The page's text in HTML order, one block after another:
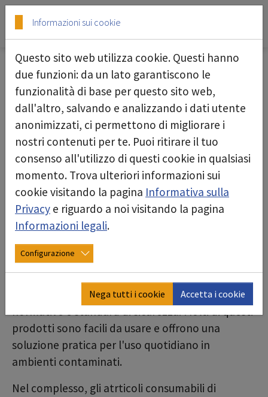
Skip to main content
Skip to page footer
Articoli di consumo
deconta offre un'ampia gamma di materiali di
consumo per la bonifica di sostanze pericolose.
Questi prodotti sono essenziali per svolgere un
lavoro di bonifica sicuro ed efficace. La selezione
comprende filtri, tubi di aspirazione e di
espulsione, sacchi, big bag, nastri adesivi e
pellicole, tutti progettati per aumentare la
sicurezza e l'efficienza dei processi di bonifica.
I materiali di consumo di deconta sono
caratterizzati da alta qualità e affidabilità. Sono
progettati per soddisfare i requisiti specifici
dell'industria nel rispetto delle più attuali
prodotti sono facili da usare e offrono una
soluzione pratica per l'uso quotidiano in
ambienti contaminati.
Nel complesso, gli atrticoli consumabili di
Informazioni sui cookie
Questo sito web utilizza cookie. Questi hanno
due funzioni: da un lato garantiscono le
funzionalità di base per questo sito web,
dall'altro, salvando e analizzando i dati utente
anonimizzati, ci permettono di migliorare i
nostri contenuti per te. Puoi ritirare il tuo
consenso all'utilizzo di questi cookie in qualsiasi
momento. Trova ulteriori informazioni sui
cookie visitando la pagina Informativa sulla
Privacy e riguardo a noi visitando la pagina
Informazioni legali.
Configurazione
Nega tutti i cookie Accetta i cookie